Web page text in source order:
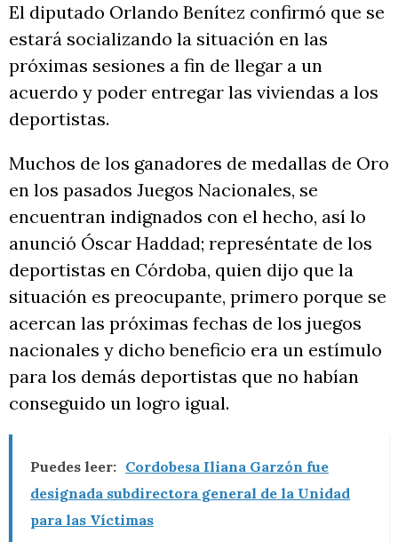
El diputado Orlando Benítez confirmó que se
estará socializando la situación en las
próximas sesiones a fin de llegar a un
acuerdo y poder entregar las viviendas a los
deportistas.
Muchos de los ganadores de medallas de Oro
en los pasados Juegos Nacionales, se
encuentran indignados con el hecho, así lo
anunció Óscar Haddad; represéntate de los
deportistas en Córdoba, quien dijo que la
situación es preocupante, primero porque se
acercan las próximas fechas de los juegos
nacionales y dicho beneficio era un estímulo
para los demás deportistas que no habían
conseguido un logro igual.
Puedes leer: Cordobesa Iliana Garzón fue
designada subdirectora general de la Unidad
para las Víctimas